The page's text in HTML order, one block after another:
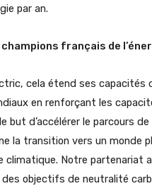
par an.
champions français de
cela étend ses
en renforçant les
but d’accélérer le parcours
la transition vers un monde
climatique. Notre partenariat
objectifs de neutralité